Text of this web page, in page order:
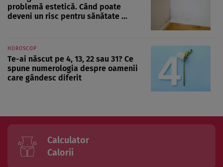
problemă estetică. Când poate
deveni un risc pentru sănătate ...
HOROSCOP
Te-ai născut pe 4, 13, 22 sau 31? Ce
spune numerologia despre oamenii
care gândesc diferit
Calculator
Calorii